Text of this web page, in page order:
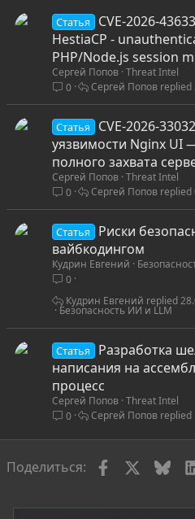
Статья
CVE-2026-
HestiaCP -
PHP/Node.js session
Сергей Попов Threat Intel
0
Сергей Попов
Статья
CVE-2026-
уязвимости Nginx UI
полного захвата
Сергей Попов Threat Intel
0
Сергей Попов
Статья
Риски
вайбкодингом
Кудрин Евгений
0
Безопасность ИИ и LLM
Кудрин Евгений
Статья
Разработка
написания на
процесс
Сергей Попов Threat Intel
0
Сергей Попов
Поделиться: Facebook